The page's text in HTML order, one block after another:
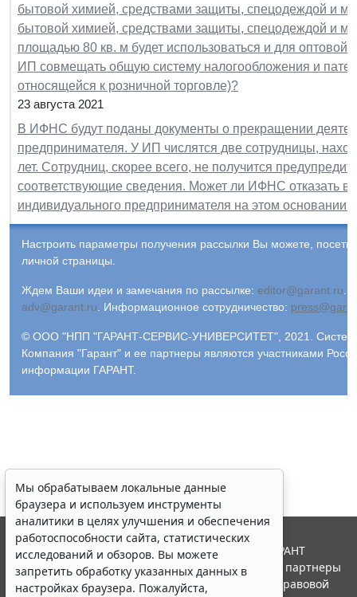
бытовой химией, средствами защиты, спецодеждой и
бытовой химией, средствами защиты, спецодеждой и
площадью 80 кв. м будет использоваться и для
ИП совмещать общую систему налогообложения и
относящейся к розничной торговле)?
23 августа 2021
В ИФНС будут поданы документы о прекращении
предпринимателя. У ИП числятся две сотрудницы,
лет. Сотрудниц, скорее всего, не получится
соответствующие сведения. Может ли ИФНС отказать в
индивидуального предпринимателя на этом основании?
Настроить параметры получения рассылки Вы можете,
личной страницы.
Ждем Ваши идеи и замечания по рассылке: editor@garant.ru
adv@garant.ru
Информационное сотрудничество:
© ООО "НПП "ГАРАНТ-СЕРВИС-УНИВЕРСИТЕТ", 2021. Система
Компания "Гарант" и ее партнеры являются участниками
информации ГАРАНТ.
Мы обрабатываем локальные данные
браузера и используем инструменты
аналитики в целях улучшения и обеспечения
работоспособности сайта, статистических
исследований и обзоров. Вы можете
запретить обработку указанных данных в
настройках браузера. Пожалуйста,
© ООО "НПП "ГАРАНТ-СЕРВИС", 2026. Система ГАРАНТ
выпускается с 1990 года. Компания "Гарант" и ее партнеры
являются участниками Российской ассоциации правовой